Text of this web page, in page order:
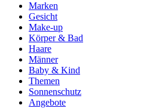
Marken
Gesicht
Make-up
Körper & Bad
Haare
Männer
Baby & Kind
Themen
Sonnenschutz
Angebote